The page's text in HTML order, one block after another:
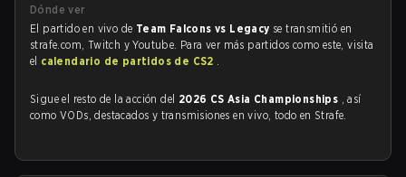
Dónde ver
El partido en vivo de Team Falcons vs Legacy se transmitió en
strafe.com, Twitch y Youtube. Para ver más partidos como este, visita
el calendario de partidos de CS2 .
Sigue el resto de la acción del 2026 CS Asia Championships , así
como VODs, destacados y transmisiones en vivo, todo en Strafe.